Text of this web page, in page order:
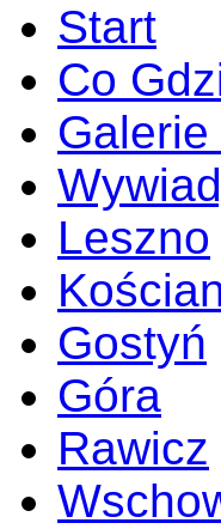
Start
Co
Galerie
Leszno
Gostyń
Góra
Rawicz